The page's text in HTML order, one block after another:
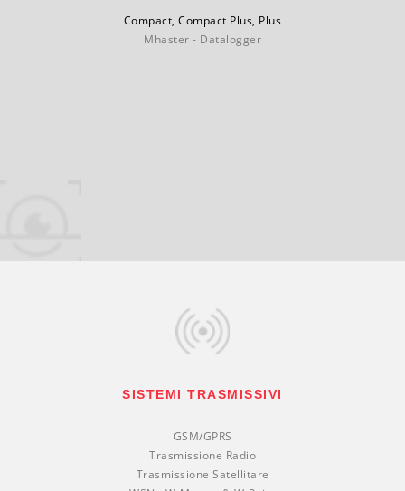
Compact, Compact Plus, Plus
Mhaster - Datalogger
SISTEMI TRASMISSIVI
GSM/GPRS
Trasmissione Radio
Trasmissione Satellitare